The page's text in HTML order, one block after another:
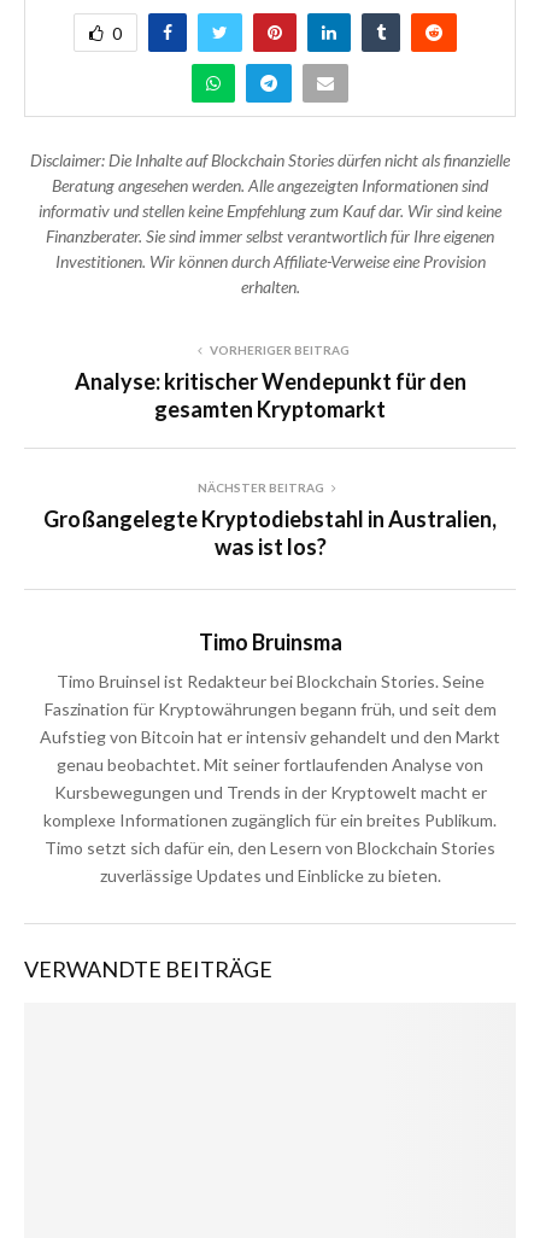
0
Disclaimer: Die Inhalte auf Blockchain Stories dürfen nicht als finanzielle
Beratung angesehen werden. Alle angezeigten Informationen sind
informativ und stellen keine Empfehlung zum Kauf dar. Wir sind keine
Finanzberater. Sie sind immer selbst verantwortlich für Ihre eigenen
Investitionen. Wir können durch Affiliate-Verweise eine Provision
erhalten.
VORHERIGER BEITRAG
Analyse: kritischer Wendepunkt für den
gesamten Kryptomarkt
NÄCHSTER BEITRAG
Großangelegte Kryptodiebstahl in Australien,
was ist los?
Timo Bruinsma
Timo Bruinsel ist Redakteur bei Blockchain Stories. Seine
Faszination für Kryptowährungen begann früh, und seit dem
Aufstieg von Bitcoin hat er intensiv gehandelt und den Markt
genau beobachtet. Mit seiner fortlaufenden Analyse von
Kursbewegungen und Trends in der Kryptowelt macht er
komplexe Informationen zugänglich für ein breites Publikum.
Timo setzt sich dafür ein, den Lesern von Blockchain Stories
zuverlässige Updates und Einblicke zu bieten.
VERWANDTE BEITRÄGE